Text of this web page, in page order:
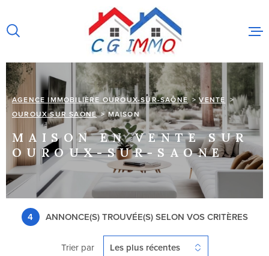
la
au
menu
au
contenu
ACCUEIL
VENTES
IMMOBILIER
ESTIMATION
AGENCE IMMOBILIÈRE OUROUX-SUR-SAÔNE
VENTE
OUROUX SUR SAONE
MAISON
MAISON EN VENTE SUR
OUROUX-SUR-SAONE
4 ANNONCE(S) TROUVÉE(S) SELON VOS CRITÈRES
Trier par Les plus récentes